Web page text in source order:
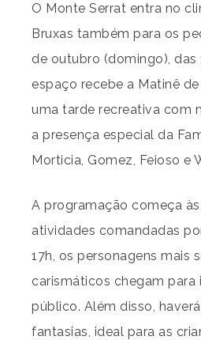
O Monte Serrat entra no
Bruxas também para os
de outubro (domingo), das
espaço recebe a Matinê
uma tarde recreativa com
a presença especial da
Morticia, Gomez, Feioso e
A programação começa
atividades comandadas
17h, os personagens mais
carismáticos chegam para
público. Além disso,
fantasias, ideal para as